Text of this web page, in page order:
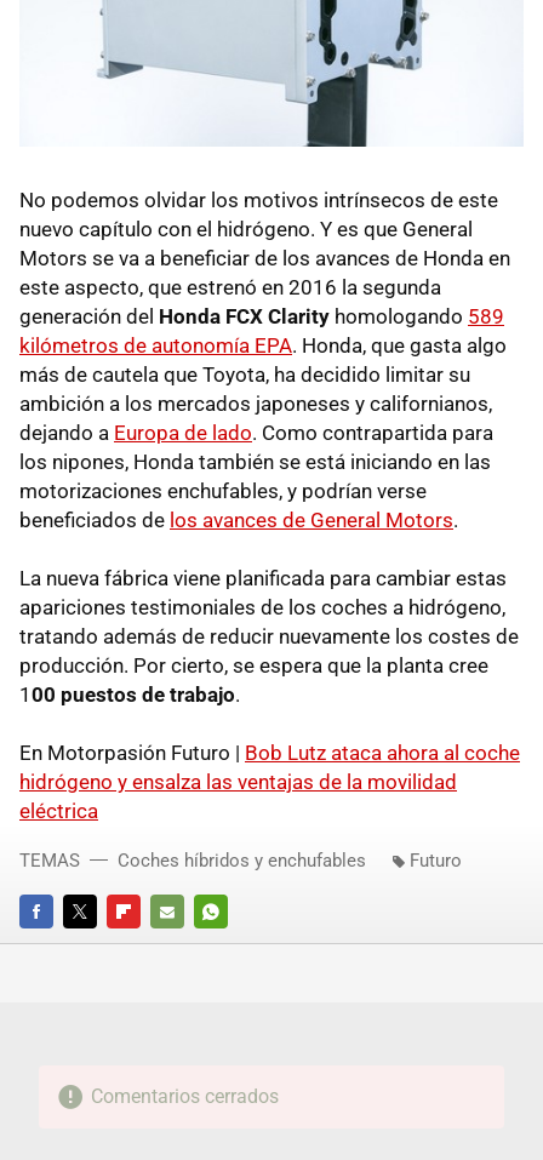
No podemos olvidar los motivos intrínsecos de este
nuevo capítulo con el hidrógeno. Y es que General
Motors se va a beneficiar de los avances de Honda en
este aspecto, que estrenó en 2016 la segunda
generación del Honda FCX Clarity homologando 589
kilómetros de autonomía EPA. Honda, que gasta algo
más de cautela que Toyota, ha decidido limitar su
ambición a los mercados japoneses y californianos,
dejando a Europa de lado. Como contrapartida para
los nipones, Honda también se está iniciando en las
motorizaciones enchufables, y podrían verse
beneficiados de los avances de General Motors.
La nueva fábrica viene planificada para cambiar estas
apariciones testimoniales de los coches a hidrógeno,
tratando además de reducir nuevamente los costes de
producción. Por cierto, se espera que la planta cree
1 00 puestos de trabajo.
En Motorpasión Futuro | Bob Lutz ataca ahora al coche
hidrógeno y ensalza las ventajas de la movilidad
eléctrica
FACEBOOKTWITTERFLIPBOARD
E-
WHATSAPP
TEMAS Coches híbridos y enchufables Futuro
Comentarios cerrados